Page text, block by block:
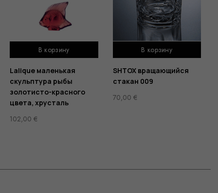
В корзину
Lalique маленькая
скульптура рыбы
золотисто-красного
цвета, хрусталь
102,00 €
В корзину
SHTOX вращающийся
стакан 009
70,00 €